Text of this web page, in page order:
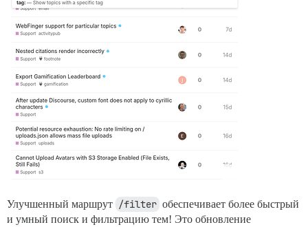
Улучшенный маршрут /filter обеспечивает более быстрый
и умный поиск и фильтрацию тем! Это обновление